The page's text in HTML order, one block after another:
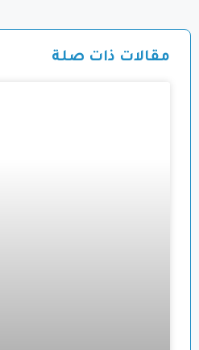
مقالات ذات صلة